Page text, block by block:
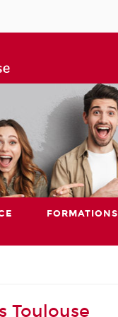
FORMATIONS
Toulouse